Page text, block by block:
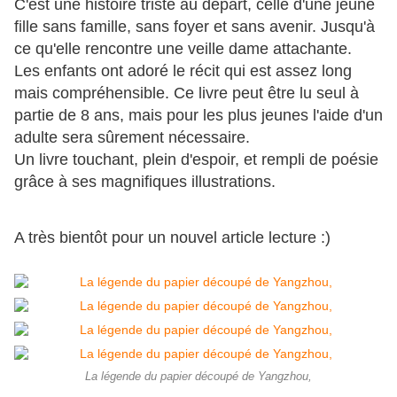
C'est une histoire triste au départ, celle d'une jeune
fille sans famille, sans foyer et sans avenir. Jusqu'à
ce qu'elle rencontre une veille dame attachante.
Les enfants ont adoré le récit qui est assez long
mais compréhensible. Ce livre peut être lu seul à
partie de 8 ans, mais pour les plus jeunes l'aide d'un
adulte sera sûrement nécessaire.
Un livre touchant, plein d'espoir, et rempli de poésie
grâce à ses magnifiques illustrations.
A très bientôt pour un nouvel article lecture :)
La légende du papier découpé de Yangzhou,